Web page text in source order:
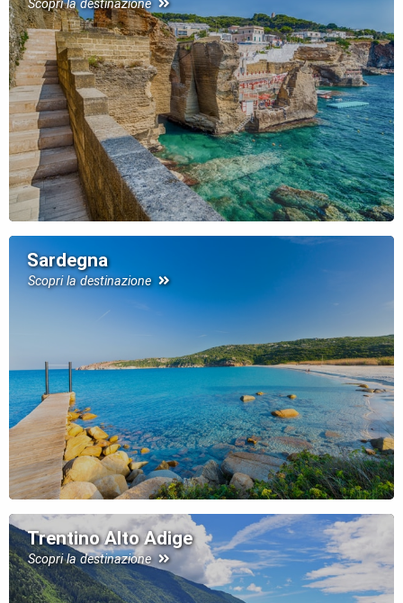
Scopri la destinazione
Sardegna
Scopri la destinazione
Trentino Alto Adige
Scopri la destinazione